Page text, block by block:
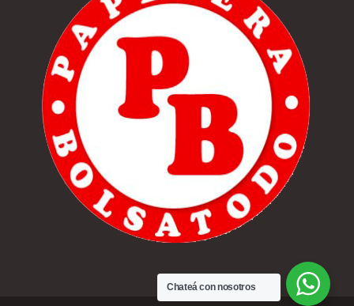
Chateá con nosotros